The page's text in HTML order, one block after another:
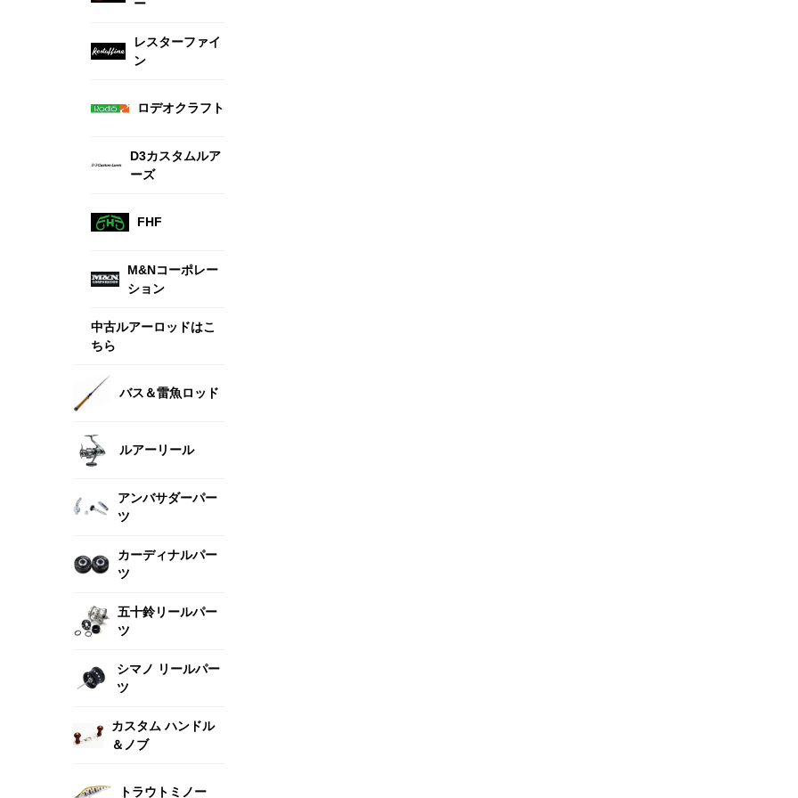
ー
レスターファイ
ン
ロデオクラフト
D3カスタムルア
ーズ
FHF
M&Nコーポレー
ション
中古ルアーロッドはこ
ちら
バス＆雷魚ロッド
ルアーリール
アンバサダーパー
ツ
カーディナルパー
ツ
五十鈴リールパー
ツ
シマノ リールパー
ツ
カスタム ハンドル
＆ノブ
トラウトミノー